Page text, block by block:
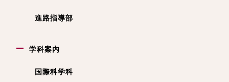
進路指導部
学科案内
国際科学科